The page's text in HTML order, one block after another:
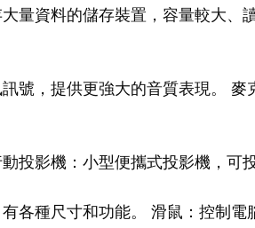
量資料的儲存裝置，容量較大、
號，提供更強大的音質表現。 麥
投影機：小型便攜式投影機，可
種尺寸和功能。 滑鼠：控制電